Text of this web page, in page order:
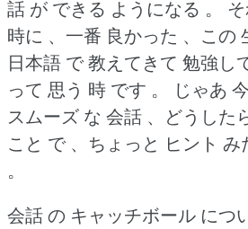
話 が できる ようになる 。
時に 、一番 良かった 、この
日本語 で 教えてきて 勉強し
って 思う 時 です 。
じゃあ
スムーズ な 会話 、どうした
こと で 、ちょっと ヒント み
。
会話 の キャッチボール につ